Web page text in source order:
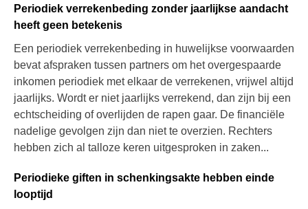
Periodiek verrekenbeding zonder jaarlijkse aandacht
heeft geen betekenis
Een periodiek verrekenbeding in huwelijkse voorwaarden
bevat afspraken tussen partners om het overgespaarde
inkomen periodiek met elkaar de verrekenen, vrijwel altijd
jaarlijks. Wordt er niet jaarlijks verrekend, dan zijn bij een
echtscheiding of overlijden de rapen gaar. De financiële
nadelige gevolgen zijn dan niet te overzien. Rechters
hebben zich al talloze keren uitgesproken in zaken...
Periodieke giften in schenkingsakte hebben einde
looptijd